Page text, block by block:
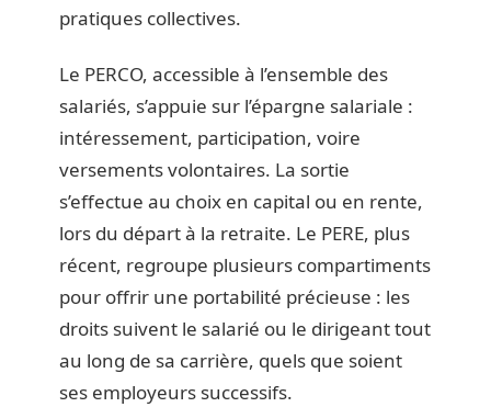
pratiques collectives.
Le PERCO, accessible à l’ensemble des
salariés, s’appuie sur l’épargne salariale :
intéressement, participation, voire
versements volontaires. La sortie
s’effectue au choix en capital ou en rente,
lors du départ à la retraite. Le PERE, plus
récent, regroupe plusieurs compartiments
pour offrir une portabilité précieuse : les
droits suivent le salarié ou le dirigeant tout
au long de sa carrière, quels que soient
ses employeurs successifs.